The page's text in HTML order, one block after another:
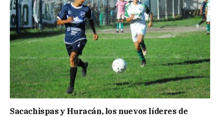
Sacachispas y Huracán, los nuevos líderes de